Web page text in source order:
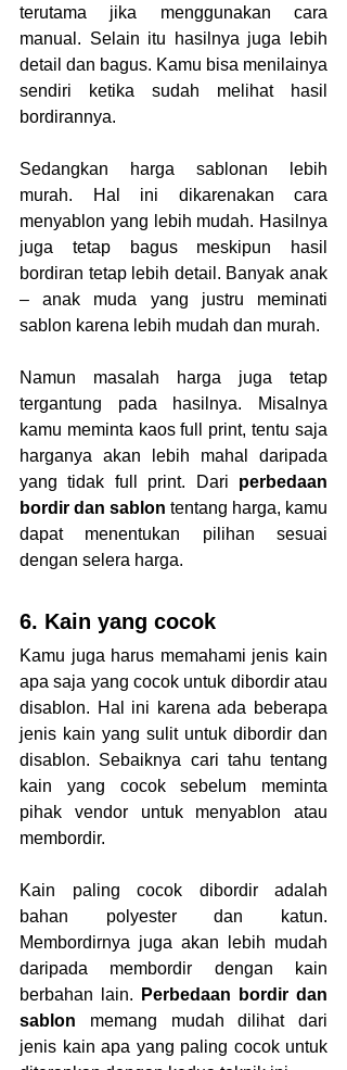
terutama jika menggunakan cara
manual. Selain itu hasilnya juga lebih
detail dan bagus. Kamu bisa menilainya
sendiri ketika sudah melihat hasil
bordirannya.
Sedangkan harga sablonan lebih
murah. Hal ini dikarenakan cara
menyablon yang lebih mudah. Hasilnya
juga tetap bagus meskipun hasil
bordiran tetap lebih detail. Banyak anak
– anak muda yang justru meminati
sablon karena lebih mudah dan murah.
Namun masalah harga juga tetap
tergantung pada hasilnya. Misalnya
kamu meminta kaos full print, tentu saja
harganya akan lebih mahal daripada
yang tidak full print. Dari perbedaan
bordir dan sablon tentang harga, kamu
dapat menentukan pilihan sesuai
dengan selera harga.
6. Kain yang cocok
Kamu juga harus memahami jenis kain
apa saja yang cocok untuk dibordir atau
disablon. Hal ini karena ada beberapa
jenis kain yang sulit untuk dibordir dan
disablon. Sebaiknya cari tahu tentang
kain yang cocok sebelum meminta
pihak vendor untuk menyablon atau
membordir.
Kain paling cocok dibordir adalah
bahan polyester dan katun.
Membordirnya juga akan lebih mudah
daripada membordir dengan kain
berbahan lain.
Perbedaan bordir dan
sablon memang mudah dilihat dari
jenis kain apa yang paling cocok untuk